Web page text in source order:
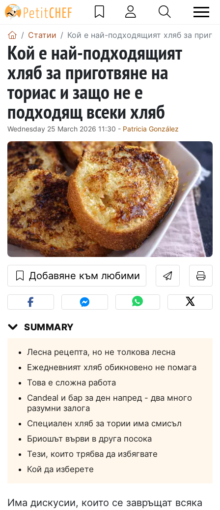
Статии Кой е най-подходящият хляб за
Кой е най-подходящият
хляб за приготвяне на
ториас и защо не е
подходящ всеки хляб
Wednesday 25 March 2026 11:30 - Patricia González
Добавяне към любими
SUMMARY
Лесна рецепта, но не толкова лесна
Ежедневният хляб обикновено не помага
Това е сложна работа
Candeal и бар за ден напред - два много
разумни залога
Специален хляб за тории има смисъл
Бриошът върви в друга посока
Тези, които трябва да избягвате
Кой да изберете
Има дискусии, които се завръщат всяка